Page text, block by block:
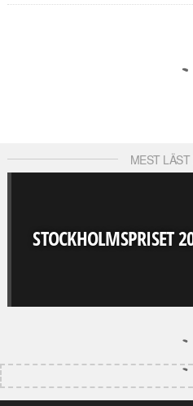
MEST LÄST
STOCKHOLMSPRISET